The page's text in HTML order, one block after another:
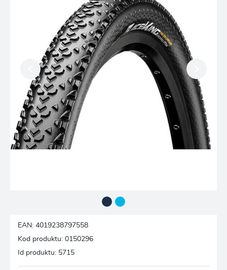
EAN: 4019238797558
Kod produktu: 0150296
Id produktu: 5715